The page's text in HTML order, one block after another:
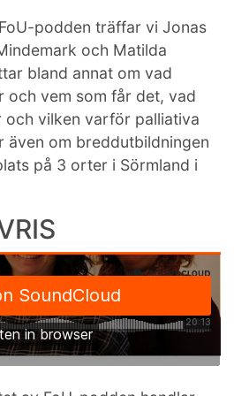
podden träffar vi Jonas
och Matilda
bland annat om vad
och vem som får det, vad
och vilken varför palliativa
även om breddutbildningen
på 3 orter i Sörmland i